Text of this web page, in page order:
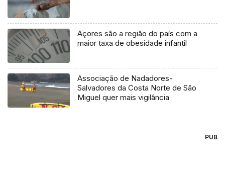
Açores são a região do país com a
maior taxa de obesidade infantil
Associação de Nadadores-
Salvadores da Costa Norte de São
Miguel quer mais vigilância
PUB